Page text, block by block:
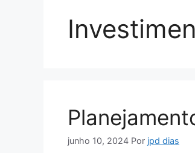
junho 10, 2024 Por jpd dias